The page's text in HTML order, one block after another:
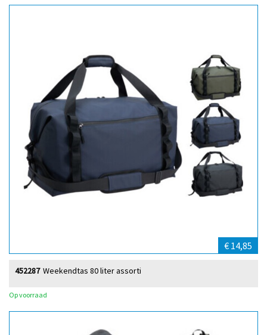
€ 14,85
Weekendtas 80 liter assorti
452287
Op voorraad